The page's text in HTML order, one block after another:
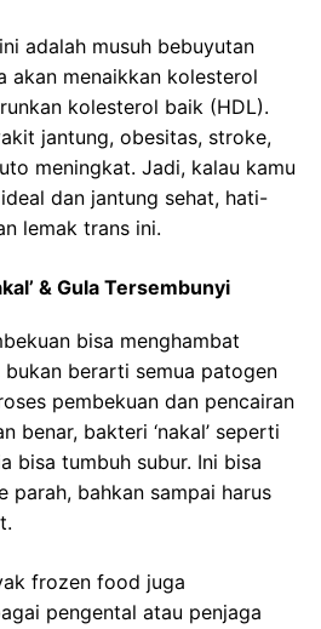
adalah musuh bebuyutan
akan menaikkan kolesterol
kolesterol baik (HDL).
jantung, obesitas, stroke,
meningkat. Jadi, kalau kamu
dan jantung sehat, hati-
lemak trans ini.
& Gula Tersembunyi
bisa menghambat
berarti semua patogen
pembekuan dan pencairan
benar, bakteri ‘nakal’ seperti
bisa tumbuh subur. Ini bisa
parah, bahkan sampai harus
frozen food juga
pengental atau penjaga